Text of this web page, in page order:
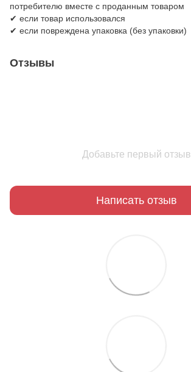
потребителю вместе с проданным товаром
✔ если товар использовался
✔ если повреждена упаковка (без упаковки)
Отзывы
Добавьте первый отзыв
Написать отзыв